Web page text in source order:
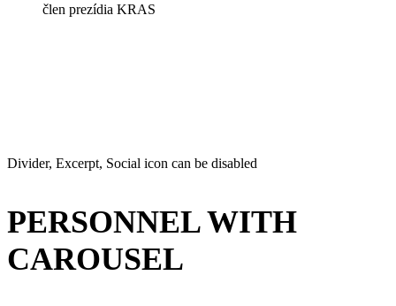
člen prezídia KRAS
Divider, Excerpt, Social icon can be disabled
PERSONNEL WITH
CAROUSEL